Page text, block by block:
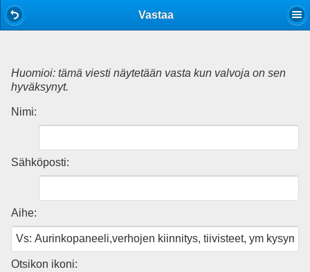
Vastaa
Huomioi: tämä viesti näytetään vasta kun valvoja on sen
hyväksynyt.
Nimi:
Sähköposti:
Aihe:
Otsikon ikoni: